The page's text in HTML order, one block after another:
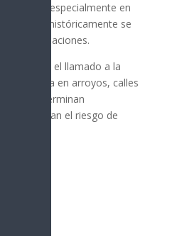
canales, especialmente en
donde históricamente se
de inundaciones.
reiteró el llamado a la
basura en arroyos, calles
residuos terminan
y elevan el riesgo de